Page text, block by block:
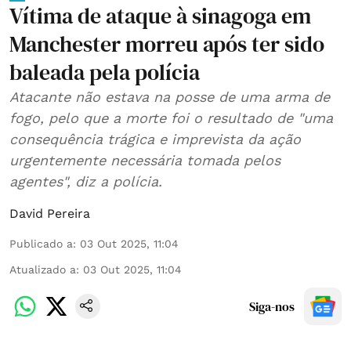
Vítima de ataque à sinagoga em
Manchester morreu após ter sido
baleada pela polícia
Atacante não estava na posse de uma arma de
fogo, pelo que a morte foi o resultado de "uma
consequência trágica e imprevista da ação
urgentemente necessária tomada pelos
agentes", diz a polícia.
David Pereira
Publicado a: 03 Out 2025, 11:04
Atualizado a: 03 Out 2025, 11:04
Siga-nos